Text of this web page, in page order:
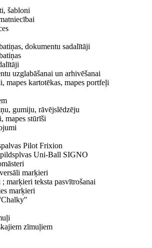
šabloni
dokumentu sadalītāji
uzglabāšanai un arhivēšanai
mapes kartotēkas, mapes portfeļi
gumiju, rāvējslēdzēju
mapes stūrīši
Pilot Frixion
Uni-Ball SIGNO
marķieri
marķieri teksta pasvītrošanai
marķieri
zīmuļiem